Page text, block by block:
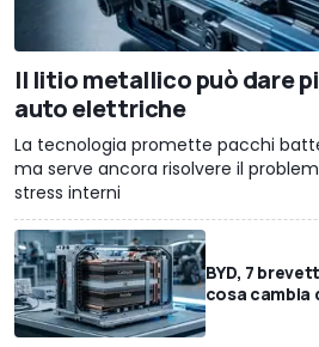
Il litio metallico può dare
auto elettriche
La tecnologia promette pacchi
ma serve ancora risolvere il
stress interni
BYD, 7
cosa cambia